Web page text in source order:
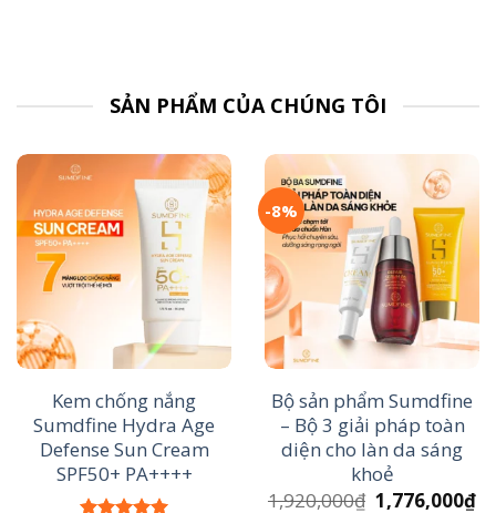
SẢN PHẨM CỦA CHÚNG TÔI
Kem chống nắng
Sumdfine Hydra Age
Defense Sun Cream
SPF50+ PA++++
-8%
Bộ sản phẩm Sumdfine
– Bộ 3 giải pháp toàn
diện cho làn da sáng
khoẻ
1,920,000₫ Giá
1,776,000₫